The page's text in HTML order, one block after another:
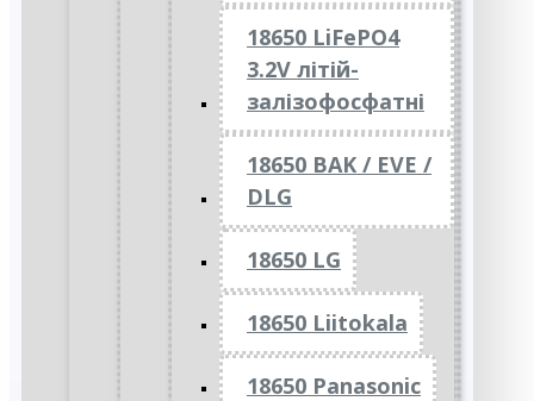
18650 LiFePO4
3.2V літій-
залізофосфатні
18650 BAK / EVE /
DLG
18650 LG
18650 Liitokala
18650 Panasonic